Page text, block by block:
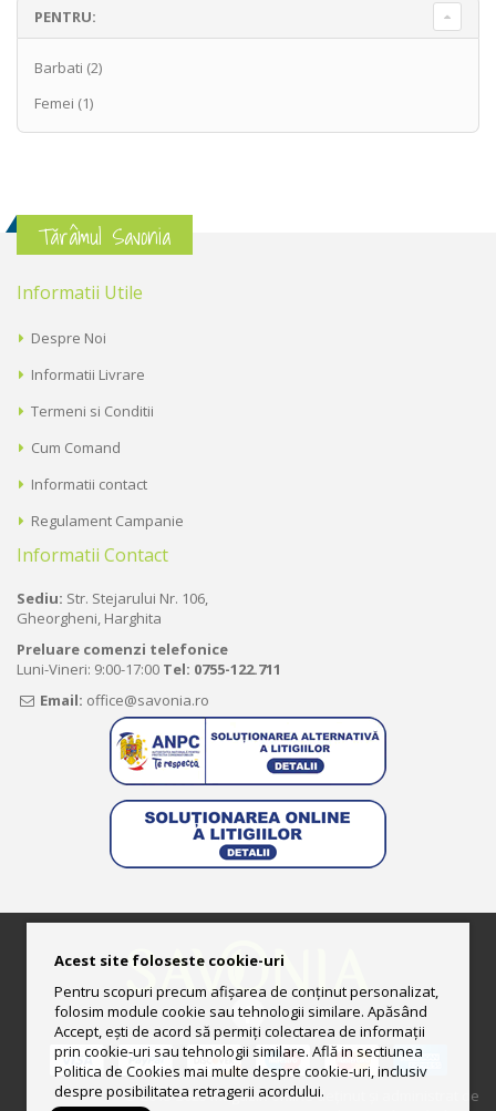
PENTRU:
Barbati (2)
Femei (1)
Tărâmul Savonia
Informatii Utile
Despre Noi
Informatii Livrare
Termeni si Conditii
Cum Comand
Informatii contact
Regulament Campanie
Informatii Contact
Sediu: Str. Stejarului Nr. 106,
Gheorgheni, Harghita
Preluare comenzi telefonice
Luni-Vineri: 9:00-17:00 Tel: 0755-122.711
Email: office@savonia.ro
© 2013-2025 Magazin online deţinut şi administrat de
Acest site foloseste cookie-uri
Pentru scopuri precum afișarea de conținut personalizat,
folosim module cookie sau tehnologii similare. Apăsând
Accept, ești de acord să permiți colectarea de informații
prin cookie-uri sau tehnologii similare. Află in sectiunea
Politica de Cookies mai multe despre cookie-uri, inclusiv
despre posibilitatea retragerii acordului.